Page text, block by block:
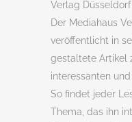
Verlag
Der Mediahaus
veröffentlicht in
gestaltete Artikel
interessanten
So findet jeder
Thema, das ihn